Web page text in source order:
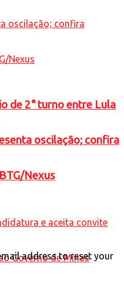
de 2° turno entre Lula
oscilação; confira
Nexus
address to reset your